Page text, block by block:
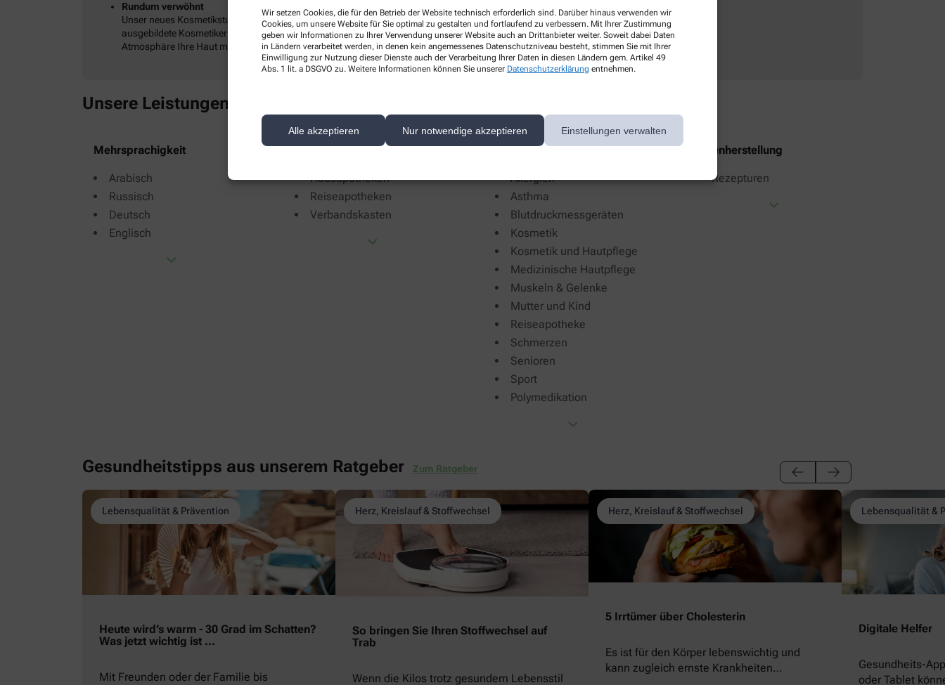
Wir setzen Cookies, die für den Betrieb der Website technisch erforderlich sind. Darüber hinaus verwenden wir
Cookies, um unsere Website für Sie optimal zu gestalten und fortlaufend zu verbessern. Mit Ihrer Zustimmung
geben wir Informationen zu Ihrer Verwendung unserer Website auch an Drittanbieter weiter. Soweit dabei Daten
in Ländern verarbeitet werden, in denen kein angemessenes Datenschutzniveau besteht, stimmen Sie mit Ihrer
Einwilligung zur Nutzung dieser Dienste auch der Verarbeitung Ihrer Daten in diesen Ländern gem. Artikel 49
Abs. 1 lit. a DSGVO zu. Weitere Informationen können Sie unserer Datenschutzerklärung entnehmen.
Alle akzeptieren Nur notwendige akzeptieren Einstellungen verwalten
Rundum verwöhnt
Unser neues Kosmetikstudio bietet Ihnen nicht nur professionelle Hautpflege: unsere
ausgebildete Kosmetikerin berät Sie individuell und verwöhnt anschließend in angenehmer
Atmosphäre Ihre Haut mit hochwertigen Wirkstoffen. Machen Sie den Test!
Unsere Leistungen
Mehrsprachigkeit
Arabisch
Russisch
Deutsch
Englisch
Überprüfung von
Hausapotheken
Reiseapotheken
Verbandskasten
Beratung
Allergien
Asthma
Blutdruckmessgeräten
Kosmetik
Kosmetik und Hautpflege
Medizinische Hautpflege
Muskeln & Gelenke
Mutter und Kind
Reiseapotheke
Schmerzen
Senioren
Sport
Polymedikation
Eigenherstellung
Rezepturen
Gesundheitstipps aus unserem Ratgeber Zum Ratgeber
Lebensqualität & Prävention
Heute wird’s warm - 30 Grad im Schatten?
Was jetzt wichtig ist …
Mit Freunden oder der Familie bis
Herz, Kreislauf & Stoffwechsel
So bringen Sie Ihren Stoffwechsel auf
Trab
Wenn die Kilos trotz gesundem Lebensstil
Herz, Kreislauf & Stoffwechsel
5 Irrtümer über Cholesterin
Es ist für den Körper lebenswichtig und
kann zugleich ernste Krankheiten
Lebensqualität &
Digitale Helfer
Gesundheits-
oder Tablet